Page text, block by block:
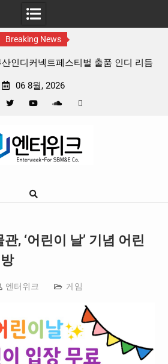
Breaking News
판타지 케이팝 애니메이션 ‘고스트밴드’
06 8월, 2026
Google
, ‘어린이 날’ 기념 어린
엔터위크 게임